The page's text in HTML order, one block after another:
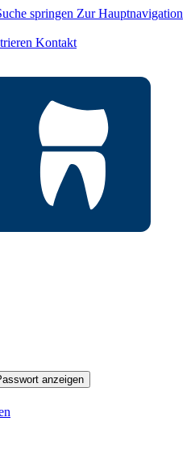
springen Zur Hauptnavigation
Kontakt
anzeigen